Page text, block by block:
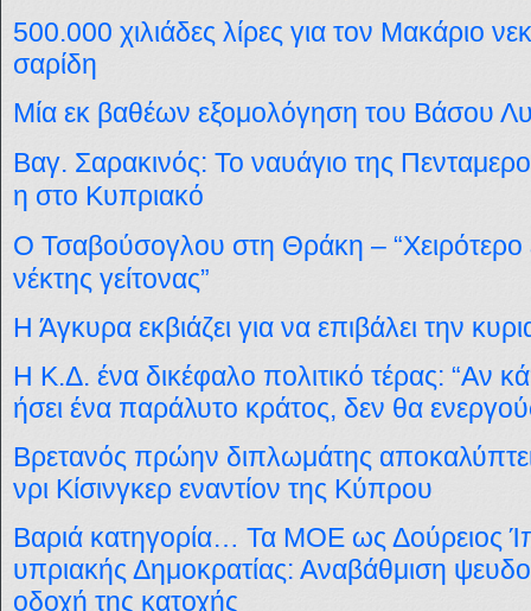
500.000 χιλιάδες λίρες για τον Μακάριο
σαρίδη
Μία εκ βαθέων εξομολόγηση του Βάσου
Βαγ. Σαρακινός: Το ναυάγιο της
η στο Κυπριακό
Ο Τσαβούσογλου στη Θράκη – “Χειρότερο
νέκτης γείτονας”
Η Άγκυρα εκβιάζει για να επιβάλει την
Η Κ.Δ. ένα δικέφαλο πολιτικό τέρας: “Αν
ήσει ένα παράλυτο κράτος, δεν θα
Βρετανός πρώην διπλωμάτης
νρι Κίσινγκερ εναντίον της Κύπρου
Βαριά κατηγορία… Τα ΜΟΕ ως Δούρειος
υπριακής Δημοκρατίας: Αναβάθμιση
οδοχή της κατοχής